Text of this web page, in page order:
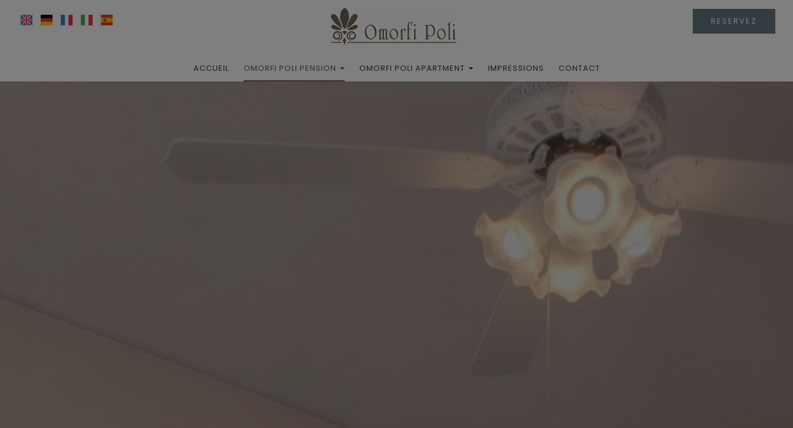
RESERVEZ
ACCUEIL
OMORFI POLI PENSION
À propos Omorfi Poli Pension
OMORFI POLI APARTMENT
À propos Omorfi Poli Apartment
IMPRESSIONS CONTACT